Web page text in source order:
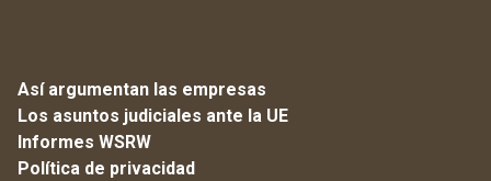
Así argumentan las empresas
Los asuntos judiciales ante la UE
Informes WSRW
Política de privacidad